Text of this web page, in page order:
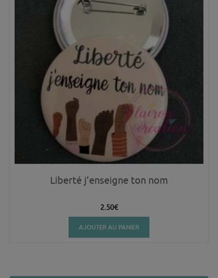
Liberté j’enseigne ton nom
2.50€
AJOUTER AU PANIER